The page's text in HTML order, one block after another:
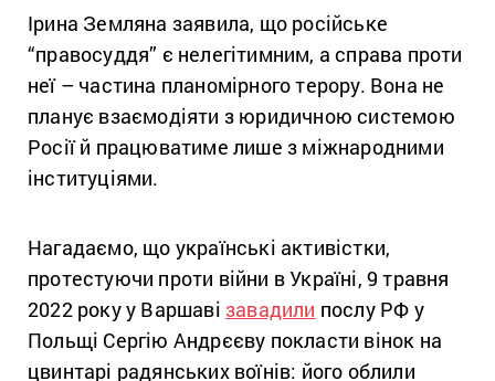
Ірина Земляна заявила, що російське
“правосуддя” є нелегітимним, а справа проти
неї – частина планомірного терору. Вона не
планує взаємодіяти з юридичною системою
Росії й працюватиме лише з міжнародними
інституціями.
Нагадаємо, що українські активістки,
протестуючи проти війни в Україні, 9 травня
2022 року у Варшаві завадили послу РФ у
Польщі Сергію Андрєєву покласти вінок на
цвинтарі радянських воїнів: його облили